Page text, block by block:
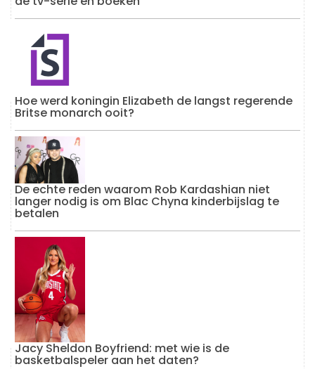
Hoe werd koningin Elizabeth de langst regerende
Britse monarch ooit?
De echte reden waarom Rob Kardashian niet
langer nodig is om Blac Chyna kinderbijslag te
betalen
Jacy Sheldon Boyfriend: met wie is de
basketbalspeler aan het daten?